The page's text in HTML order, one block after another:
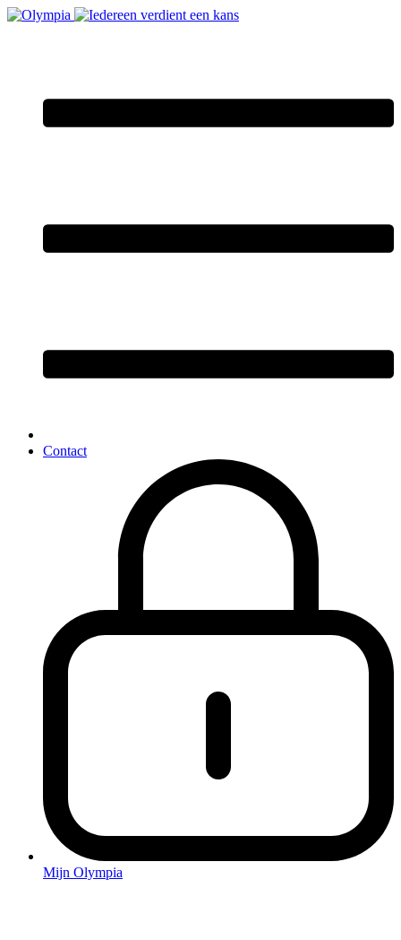
Contact
Mijn Olympia